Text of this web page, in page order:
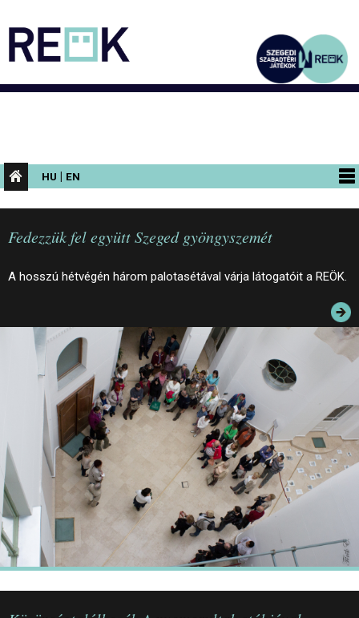
HU | EN
PROGRAMOK
KIÁLLÍTÁSOK
AZ ÉPÜLET
KONFERENCIA
JEGYEK
ELÉRHETŐSÉG
PALOTASÉTÁK ÉS VEZETÉSEK
KÖZÉRDEKŰ ADATOK
Fedezzük fel együtt Szeged gyöngyszemét
A hosszú hétvégén három palotasétával várja látogatóit a REÖK.